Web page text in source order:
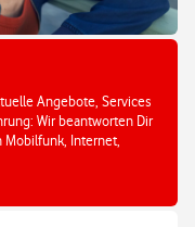
Angebote, Services
Wir beantworten Dir
Mobilfunk, Internet,